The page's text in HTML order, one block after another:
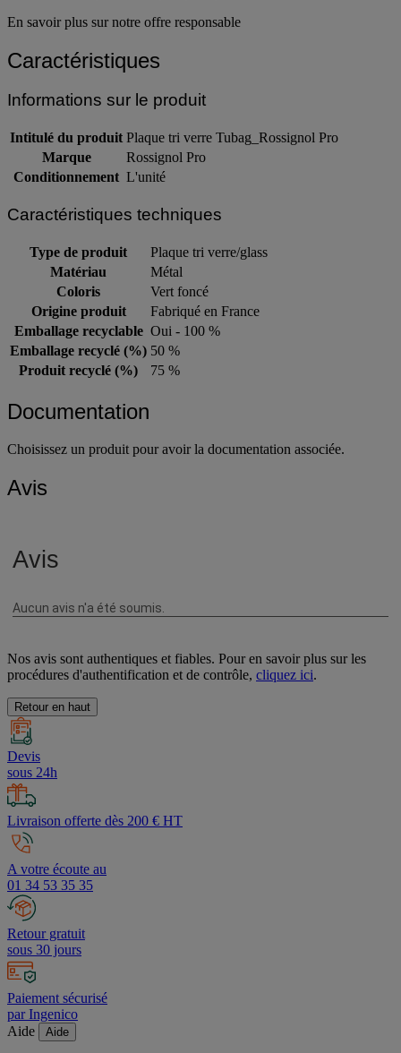
En savoir plus sur notre offre responsable
Caractéristiques
Informations sur le produit
Intitulé du produit Plaque tri verre Tubag_Rossignol Pro
Marque
Rossignol Pro
Conditionnement L'unité
Caractéristiques techniques
Type de produit
Plaque tri verre/glass
Matériau
Métal
Coloris
Vert foncé
Origine produit
Fabriqué en France
Emballage recyclable Oui - 100 %
Emballage recyclé (%) 50 %
Produit recyclé (%)
75 %
Documentation
Choisissez un produit pour avoir la documentation associée.
Avis
Nos avis sont authentiques et fiables. Pour en savoir plus sur les
procédures d'authentification et de contrôle, cliquez ici.
Retour en haut
Devis
sous 24h
Livraison offerte dès 200 € HT
A votre écoute au
01 34 53 35 35
Retour gratuit
sous 30 jours
Paiement sécurisé
par Ingenico
Aide
Aide